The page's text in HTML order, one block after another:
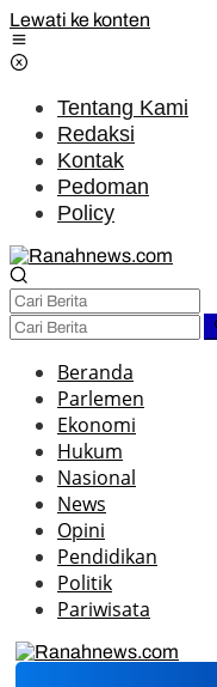
Lewati ke konten
Tentang Kami
Redaksi
Kontak
Pedoman
Policy
Beranda
Parlemen
Ekonomi
Hukum
Nasional
News
Opini
Pendidikan
Politik
Pariwisata